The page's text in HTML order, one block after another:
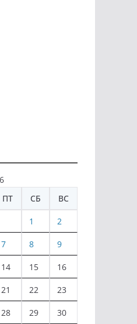
ПТ СБ ВС
1 2
7 8 9
14 15 16
21 22 23
28 29 30